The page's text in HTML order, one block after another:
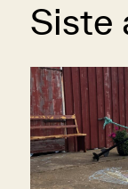
Siste